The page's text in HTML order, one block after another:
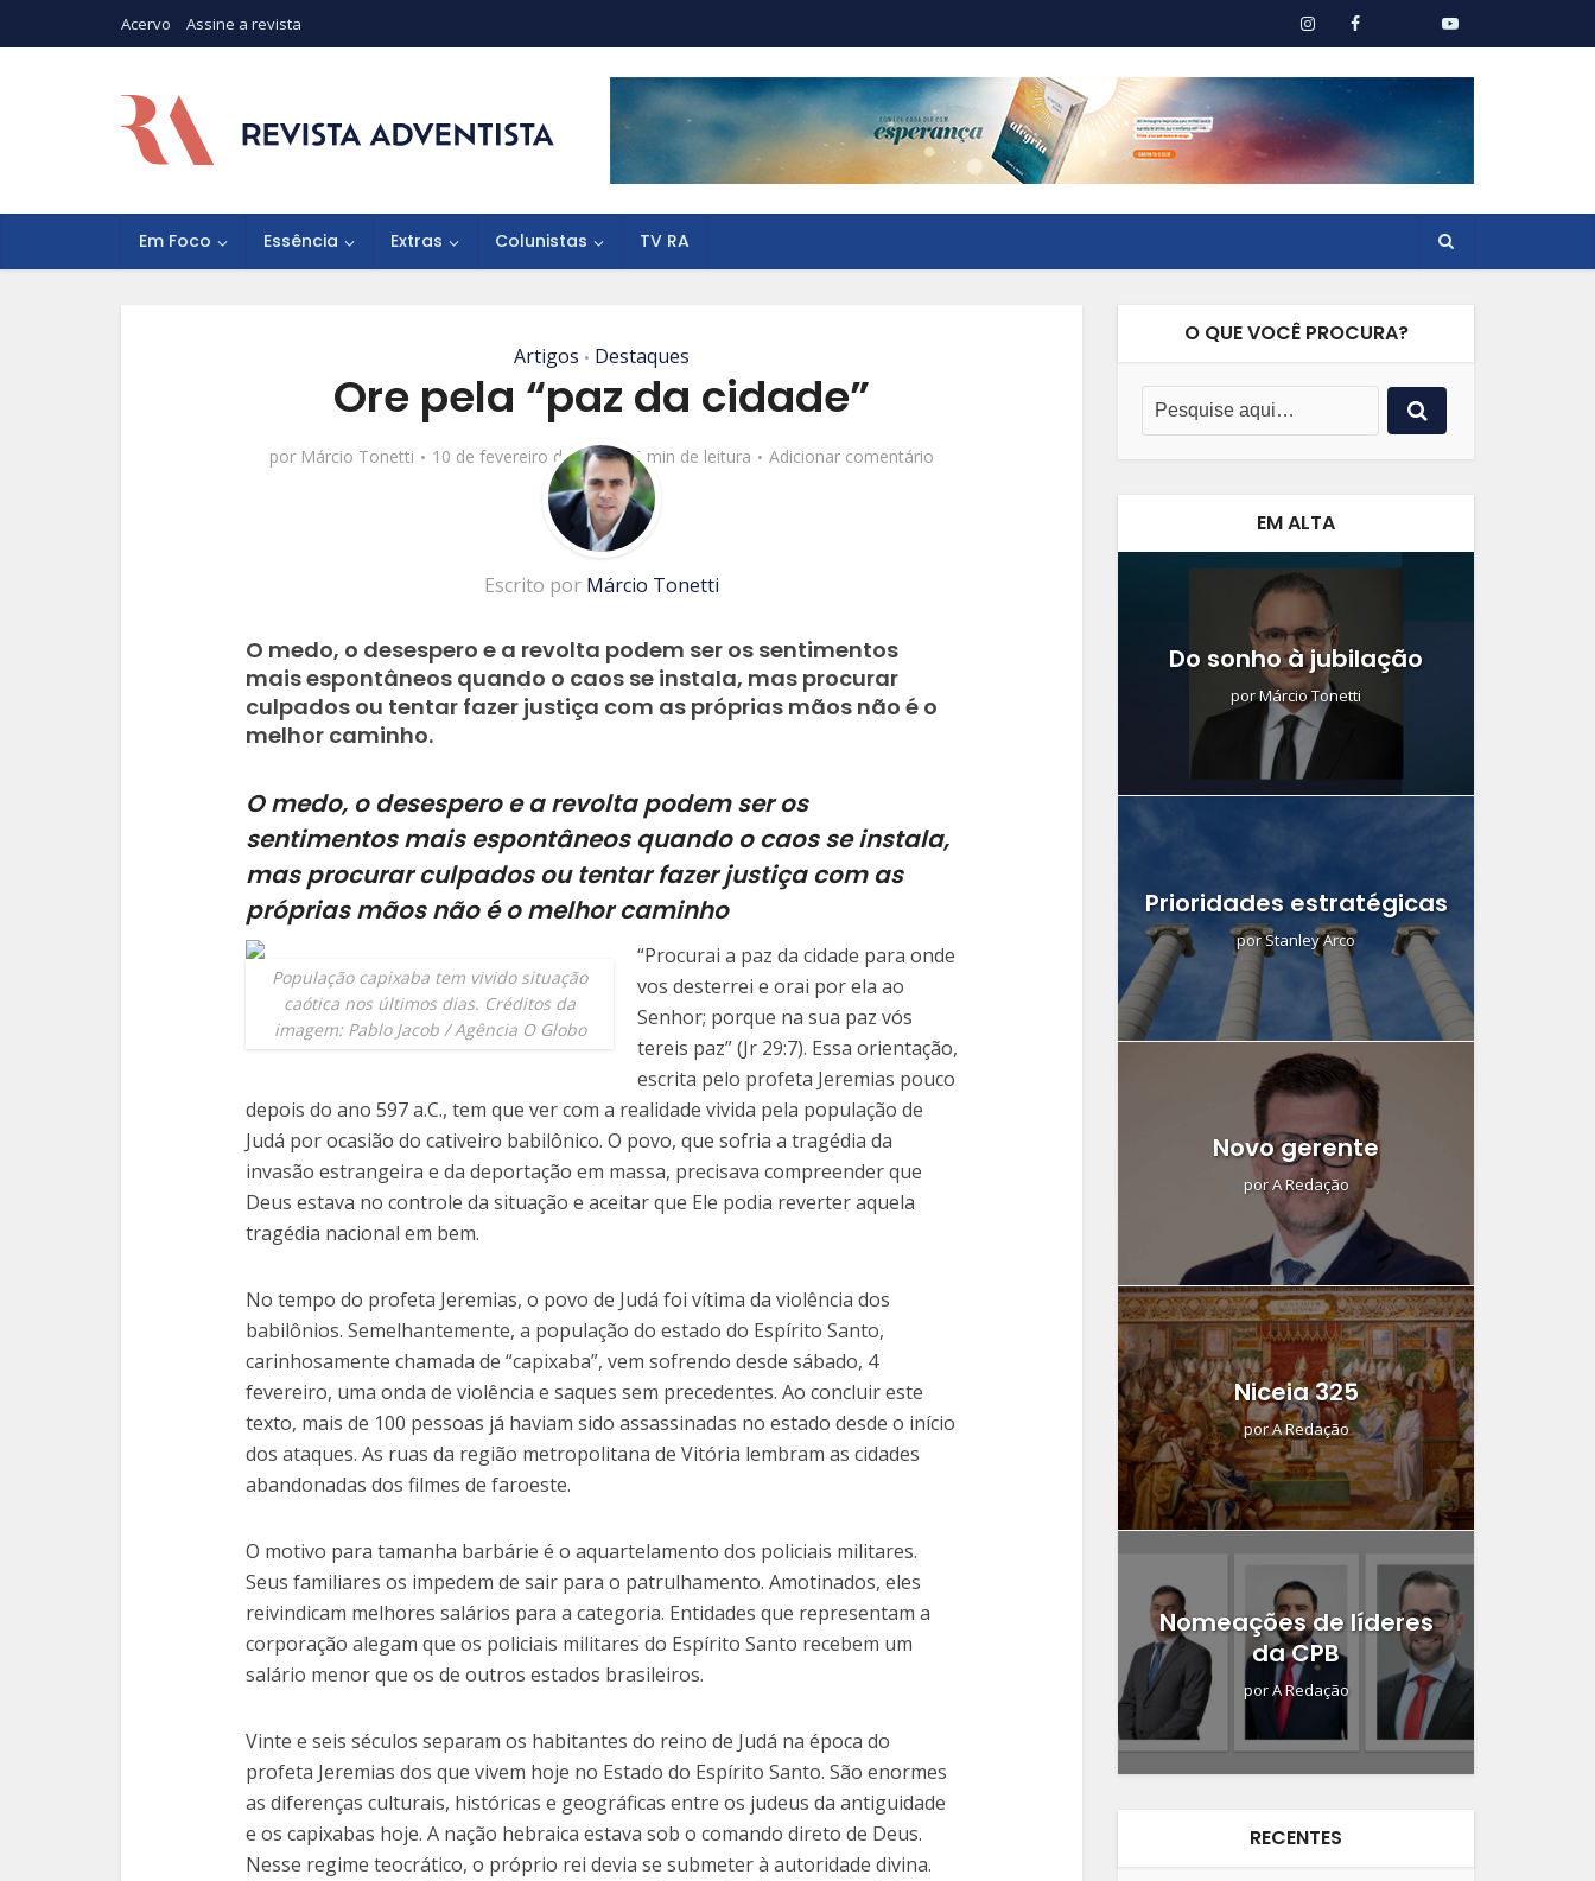
Acervo Assine a revista
Em Foco Essência Extras Colunistas TV RA
Artigos • Destaques
Ore pela “paz da cidade”
por Márcio Tonetti 10 de fevereiro de 2017 5 min de leitura Adicionar comentário
Escrito por Márcio Tonetti
O medo, o desespero e a revolta podem ser os sentimentos
mais espontâneos quando o caos se instala, mas procurar
culpados ou tentar fazer justiça com as próprias mãos não é o
melhor caminho.
O medo, o desespero e a revolta podem ser os
sentimentos mais espontâneos quando o caos se instala,
mas procurar culpados ou tentar fazer justiça com as
próprias mãos não é o melhor caminho
População capixaba tem vivido situação
caótica nos últimos dias. Créditos da
imagem: Pablo Jacob / Agência O Globo
“Procurai a paz da cidade para onde
vos desterrei e orai por ela ao
Senhor; porque na sua paz vós
tereis paz” (Jr 29:7). Essa orientação,
escrita pelo profeta Jeremias pouco
depois do ano 597 a.C., tem que ver com a realidade vivida pela população de
Judá por ocasião do cativeiro babilônico. O povo, que sofria a tragédia da
invasão estrangeira e da deportação em massa, precisava compreender que
Deus estava no controle da situação e aceitar que Ele podia reverter aquela
tragédia nacional em bem.
No tempo do profeta Jeremias, o povo de Judá foi vítima da violência dos
babilônios. Semelhantemente, a população do estado do Espírito Santo,
carinhosamente chamada de “capixaba”, vem sofrendo desde sábado, 4
fevereiro, uma onda de violência e saques sem precedentes. Ao concluir este
texto, mais de 100 pessoas já haviam sido assassinadas no estado desde o início
dos ataques. As ruas da região metropolitana de Vitória lembram as cidades
abandonadas dos filmes de faroeste.
O motivo para tamanha barbárie é o aquartelamento dos policiais militares.
Seus familiares os impedem de sair para o patrulhamento. Amotinados, eles
reivindicam melhores salários para a categoria. Entidades que representam a
corporação alegam que os policiais militares do Espírito Santo recebem um
salário menor que os de outros estados brasileiros.
Vinte e seis séculos separam os habitantes do reino de Judá na época do
profeta Jeremias dos que vivem hoje no Estado do Espírito Santo. São enormes
as diferenças culturais, históricas e geográficas entre os judeus da antiguidade
e os capixabas hoje. A nação hebraica estava sob o comando direto de Deus.
Nesse regime teocrático, o próprio rei devia se submeter à autoridade divina.
O QUE VOCÊ PROCURA?
EM ALTA
Do sonho à jubilação
porMárcio Tonetti
Prioridades estratégicas
porStanley Arco
Novo gerente
porA Redação
Niceia 325
porA Redação
Nomeações de líderes
da CPB
porA Redação
RECENTES